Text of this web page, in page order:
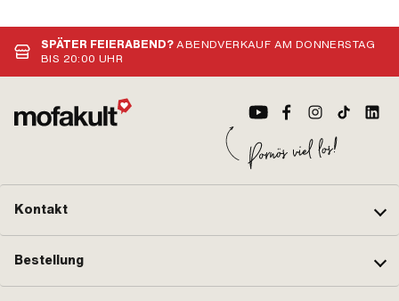
SPÄTER FEIERABEND?ABENDVERKAUF AM DONNERSTAG
BIS 20:00 UHR
Kontakt
Bestellung